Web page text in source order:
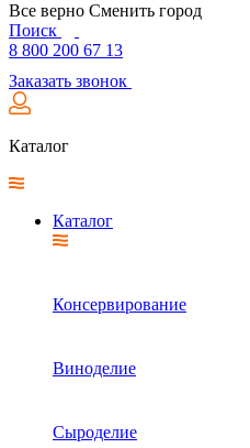
Все верно Сменить город
Поиск
8 800 200 67 13
Заказать звонок
Каталог
Каталог
Консервирование
Виноделие
Сыроделие